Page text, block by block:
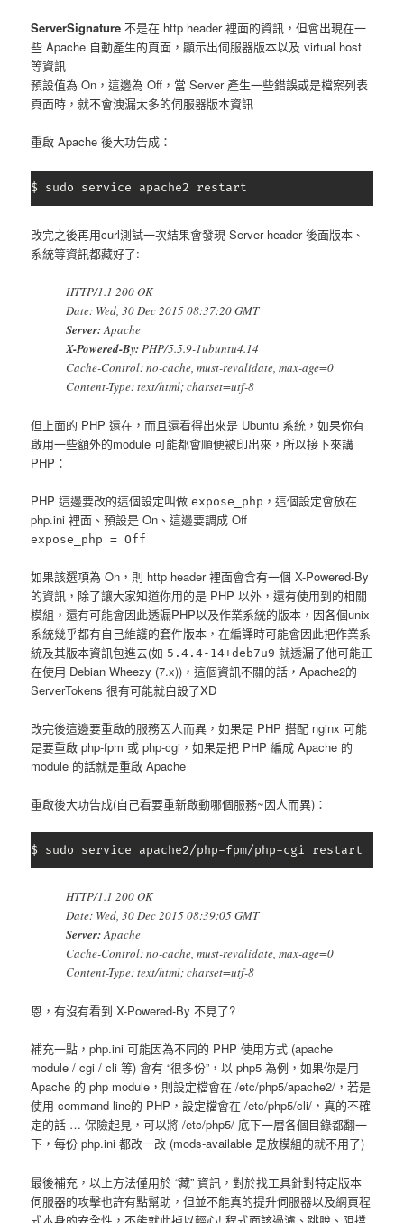
ServerSignature 不是在 http header 裡面的資訊，但會出現在一
些 Apache 自動產生的頁面，顯示出伺服器版本以及 virtual host
等資訊
預設值為 On，這邊為 Off，當 Server 產生一些錯誤或是檔案列表
頁面時，就不會洩漏太多的伺服器版本資訊
重啟 Apache 後大功告成：
$ sudo service apache2 restart
改完之後再用curl測試一次結果會發現 Server header 後面版本、
系統等資訊都藏好了:
HTTP/1.1 200 OK
Date: Wed, 30 Dec 2015 08:37:20 GMT
Server:Apache
X-Powered-By: PHP/5.5.9-1ubuntu4.14
Cache-Control: no-cache, must-revalidate, max-age=0
Content-Type: text/html; charset=utf-8
但上面的 PHP 還在，而且還看得出來是 Ubuntu 系統，如果你有
啟用一些額外的module 可能都會順便被印出來，所以接下來講
PHP：
PHP 這邊要改的這個設定叫做expose_php ，這個設定會放在
php.ini 裡面、預設是 On、這邊要調成 Off
expose_php = Off
如果該選項為 On，則 http header 裡面會含有一個 X-Powered-By
的資訊，除了讓大家知道你用的是 PHP 以外，還有使用到的相關
模組，還有可能會因此透漏PHP以及作業系統的版本，因各個unix
系統幾乎都有自己維護的套件版本，在編譯時可能會因此把作業系
統及其版本資訊包進去(如 5.4.4-14+deb7u9 就透漏了他可能正
在使用 Debian Wheezy (7.x))，這個資訊不關的話，Apache2的
ServerTokens 很有可能就白設了XD
改完後這邊要重啟的服務因人而異，如果是 PHP 搭配 nginx 可能
是要重啟 php-fpm 或 php-cgi，如果是把 PHP 編成 Apache 的
module 的話就是重啟 Apache
重啟後大功告成(自己看要重新啟動哪個服務~因人而異)：
$ sudo service apache2/php-fpm/php-cgi restart
HTTP/1.1 200 OK
Date: Wed, 30 Dec 2015 08:39:05 GMT
Server:Apache
Cache-Control: no-cache, must-revalidate, max-age=0
Content-Type: text/html; charset=utf-8
恩，有沒有看到 X-Powered-By 不見了?
補充一點，php.ini 可能因為不同的 PHP 使用方式 (apache
module / cgi / cli 等) 會有 “很多份”，以 php5 為例，如果你是用
Apache 的 php module，則設定檔會在 /etc/php5/apache2/，若是
使用 command line的 PHP，設定檔會在 /etc/php5/cli/，真的不確
定的話 … 保險起見，可以將 /etc/php5/ 底下一層各個目錄都翻一
下，每份 php.ini 都改一改 (mods-available 是放模組的就不用了)
最後補充，以上方法僅用於 “藏” 資訊，對於找工具針對特定版本
伺服器的攻擊也許有點幫助，但並不能真的提升伺服器以及網頁程
式本身的安全性，不能就此掉以輕心! 程式面該過濾、跳脫、阻擋